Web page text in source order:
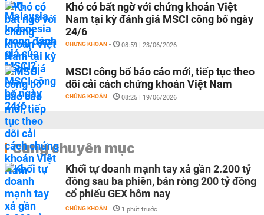
Khó có bất ngờ với chứng khoán Việt
Nam tại kỳ đánh giá MSCI công bố ngày
24/6
CHỨNG KHOÁN - 08:59 | 23/06/2026
MSCI công bố báo cáo mới, tiếp tục theo
dõi cải cách chứng khoán Việt Nam
CHỨNG KHOÁN - 08:25 | 19/06/2026
Cùng chuyên mục
Khối tự doanh mạnh tay xả gần 2.200 tỷ
đồng sau ba phiên, bán ròng 200 tỷ đồng
cổ phiếu GEX hôm nay
CHỨNG KHOÁN - 1 phút trước